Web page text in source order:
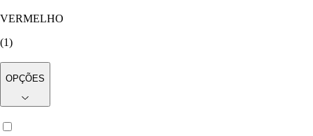
VERMELHO
(1)
OPÇÕES